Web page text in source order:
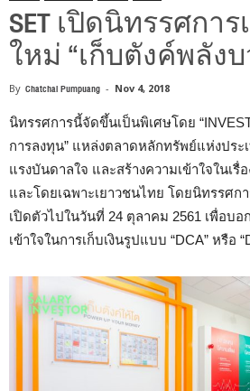
SET เปิดนิทรรศกา
ใหม่ “เก็บตังค์พลังบ
By Chatchai Pumpuang - Nov 4, 2018
นิทรรศการนี้จัดขึ้นเป็นพิเศษโดย
การลงทุน” แหล่งตลาดหลักทรัพย์แห่งประ
แรงบันดาลใจ และสร้างความเข้าใจในเ
และโดยเฉพาะเยาวชนไทย โดยนิทรรศกา
เปิดตัวไปในวันที่ 24 ตุลาคม 2561 เพื่อบอก
เข้าใจในการเก็บเงินรูปแบบ “DCA” หรือ “